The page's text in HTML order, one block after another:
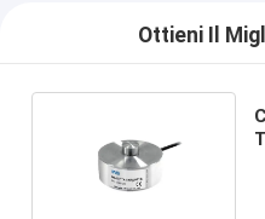
Ottieni Il